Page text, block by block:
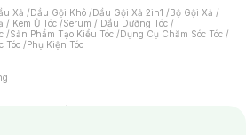
Xả /Dầu Gội Khô /Dầu Gội Xả 2in1 /Bộ Gội Xả /
/ Kem Ủ Tóc /Serum / Dầu Dưỡng Tóc /
/Sản Phẩm Tạo Kiểu Tóc /Dụng Cụ Chăm Sóc Tóc /
Tóc /Phụ Kiện Tóc